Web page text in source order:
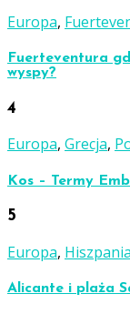
Europa,
Fuerteventura
wyspy?
4
Europa, Grecja,
Kos – Termy
5
Europa, Hiszpania
Alicante i plaża